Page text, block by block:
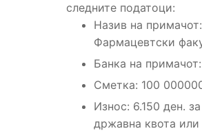
следните податоци:
Назив на
Фармацевтски
Банка на
Сметка: 100
Износ: 6.150 ден.
државна квота или